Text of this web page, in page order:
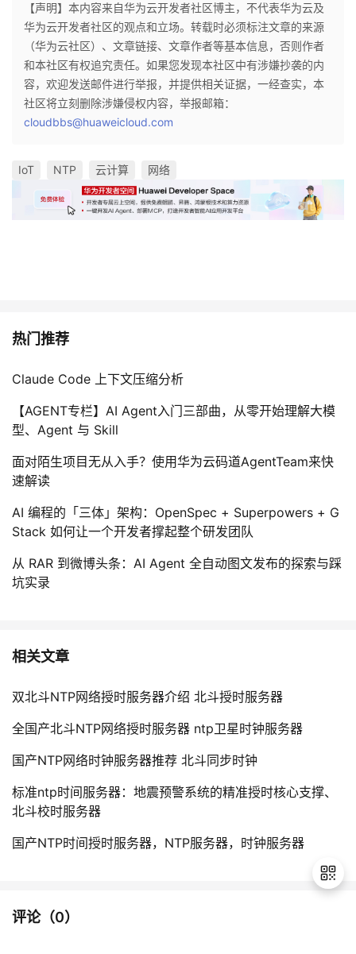
【声明】本内容来自华为云开发者社区博主，不代表华为云及
华为云开发者社区的观点和立场。转载时必须标注文章的来源
（华为云社区）、文章链接、文章作者等基本信息，否则作者
和本社区有权追究责任。如果您发现本社区中有涉嫌抄袭的内
容，欢迎发送邮件进行举报，并提供相关证据，一经查实，本
社区将立刻删除涉嫌侵权内容，举报邮箱：
cloudbbs@huaweicloud.com
IoT NTP 云计算 网络
热门推荐
Claude Code 上下文压缩分析
【AGENT专栏】AI Agent入门三部曲，从零开始理解大模
型、Agent 与 Skill
面对陌生项目无从入手？使用华为云码道AgentTeam来快
速解读
AI 编程的「三体」架构：OpenSpec + Superpowers + G
Stack 如何让一个开发者撑起整个研发团队
从 RAR 到微博头条：AI Agent 全自动图文发布的探索与踩
坑实录
相关文章
双北斗NTP网络授时服务器介绍 北斗授时服务器
全国产北斗NTP网络授时服务器 ntp卫星时钟服务器
国产NTP网络时钟服务器推荐 北斗同步时钟
标准ntp时间服务器：地震预警系统的精准授时核心支撑、
北斗校时服务器
国产NTP时间授时服务器，NTP服务器，时钟服务器
评论（0）